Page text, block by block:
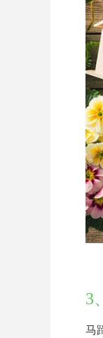
3
马